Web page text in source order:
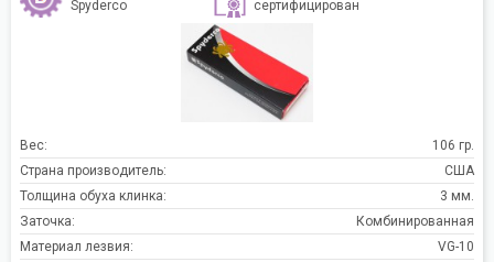
Spyderco
сертифицирован
Вес:
106 гр.
Страна производитель:
США
Толщина обуха клинка:
3 мм.
Заточка:
Комбинированная
Материал лезвия:
VG-10